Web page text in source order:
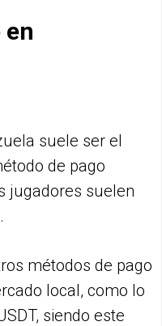
suele ser el
de pago
jugadores suelen
métodos de pago
local, como lo
siendo este